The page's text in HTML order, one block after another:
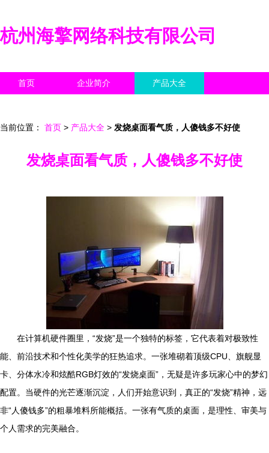
杭州海擎网络科技有限公司
首页 企业简介 产品大全
当前位置： 首页 > 产品大全 > 发烧桌面看气质，人傻钱多不好使
发烧桌面看气质，人傻钱多不好使
在计算机硬件圈里，“发烧”是一个独特的标签，它代表着对极致性
能、前沿技术和个性化美学的狂热追求。一张堆砌着顶级CPU、旗舰显
卡、分体水冷和炫酷RGB灯效的“发烧桌面”，无疑是许多玩家心中的梦幻
配置。当硬件的光芒逐渐沉淀，人们开始意识到，真正的“发烧”精神，远
非“人傻钱多”的粗暴堆料所能概括。一张有气质的桌面，是理性、审美与
个人需求的完美融合。